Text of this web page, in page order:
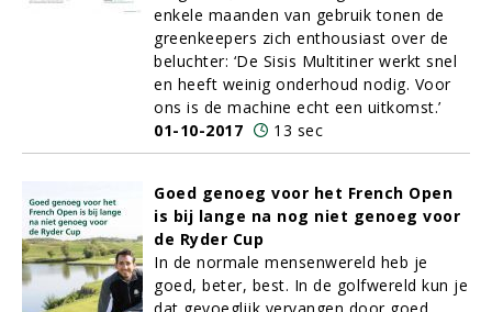
enkele maanden van gebruik tonen de
greenkeepers zich enthousiast over de
beluchter: ‘De Sisis Multitiner werkt snel
en heeft weinig onderhoud nodig. Voor
ons is de machine echt een uitkomst.’
01-10-2017
13 sec
Goed genoeg voor het French Open
is bij lange na nog niet genoeg voor
de Ryder Cup
In de normale mensenwereld heb je
goed, beter, best. In de golfwereld kun je